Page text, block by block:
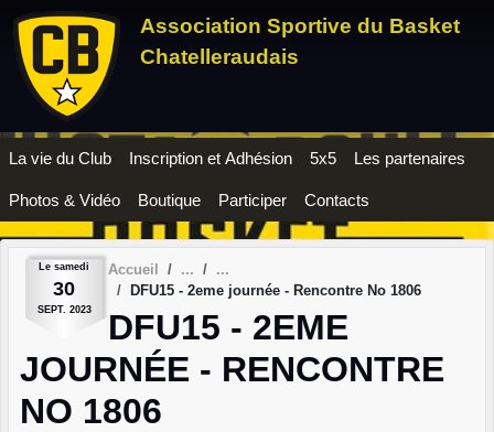
Association Sportive du Basket
Chatelleraudais
La vie du Club Inscription et Adhésion 5x5 Les partenaires
Photos & Vidéo Boutique Participer Contacts
Le samedi
30
SEPT. 2023
Accueil
DFU15 - 2eme journée - Rencontre No 1806
DFU15 - 2EME
JOURNÉE - RENCONTRE
NO 1806
Panneau de gestion des cookies